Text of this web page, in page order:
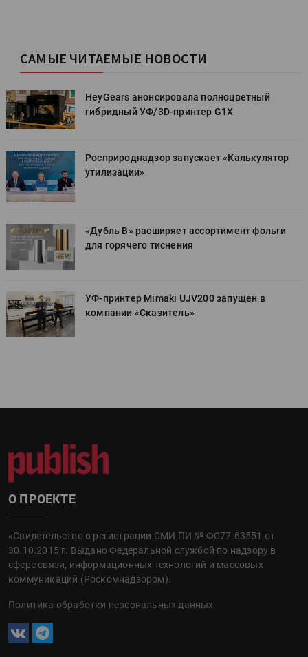
САМЫЕ ЧИТАЕМЫЕ НОВОСТИ
HeyGears анонсировала полноцветный
гибридный УФ/3D-принтер G1X
Росприроднадзор запускает «Калькулятор
утилизации»
«Дубль В» расширяет ассортимент фольги
для горячего тиснения
УФ-принтер Mimaki UJV200 запущен в
компании «Сказитель»
О ПРОЕКТЕ
«Свидетельство о регистрации СМИ ПИ № ФС77-63551 от
30.10.2015 г. Выдано Федеральной службой по надзору в
сфере связи, информационных технологий и массовых
коммуникаций (Роскомнадзором).
Политика обработки персональных данных